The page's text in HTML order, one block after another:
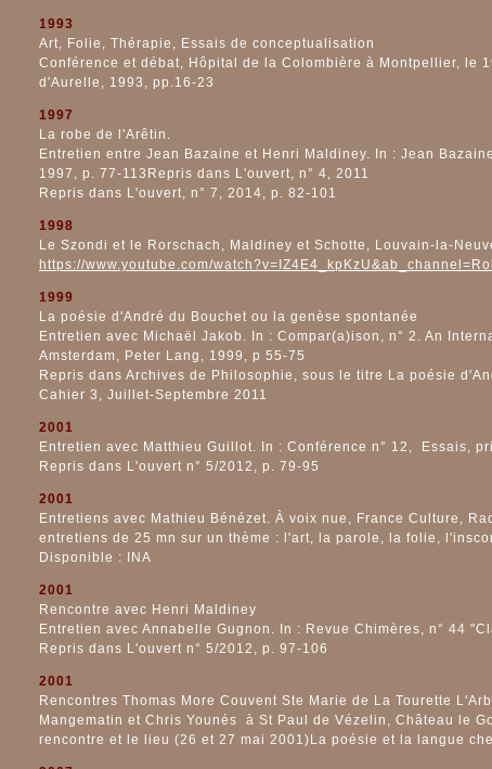
1993
Art, Folie, Thérapie, Essais de conceptualisation
Conférence et débat, Hôpital de la Colombière à Montpellier, le
d'Aurelle, 1993, pp.16-23
1997
La robe de l'Arêtin.
Entretien entre Jean Bazaine et Henri Maldiney. In : Jean
1997, p. 77-113Repris dans L'ouvert, n° 4, 2011
Repris dans L'ouvert, n° 7, 2014, p. 82-101
1998
Le Szondi et le Rorschach, Maldiney et Schotte, Louvain-la-
https://www.youtube.com/
1999
La poésie d'André du Bouchet ou la genèse spontanée
Entretien avec Michaël Jakob. In : Compar(a)ison, n° 2. An
Amsterdam, Peter Lang, 1999, p 55-75
Repris dans Archives de Philosophie, sous le titre La poésie
Cahier 3, Juillet-Septembre 2011
2001
Entretien avec Matthieu Guillot. In : Conférence n° 12, Essais,
Repris dans L'ouvert n° 5/2012, p. 79-95
2001
Entretiens avec Mathieu Bénézet. À voix nue, France Culture,
entretiens de 25 mn sur un thème : l'art, la parole, la folie,
Disponible : INA
2001
Rencontre avec Henri Maldiney
Entretien avec Annabelle Gugnon. In : Revue Chimères, n° 44
Repris dans L'ouvert n° 5/2012, p. 97-106
2001
Rencontres Thomas More Couvent Ste Marie de La Tourette
Mangematin et Chris Younés à St Paul de Vézelin, Château le
rencontre et le lieu (26 et 27 mai 2001)La poésie et la langue